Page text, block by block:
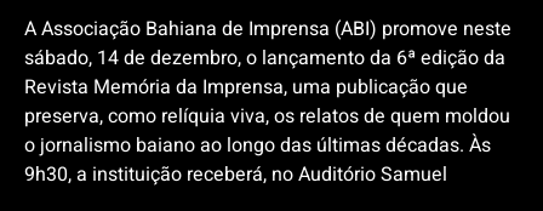
A Associação Bahiana de Imprensa (ABI) promove neste
sábado, 14 de dezembro, o lançamento da 6ª edição da
Revista Memória da Imprensa, uma publicação que
preserva, como relíquia viva, os relatos de quem moldou
o jornalismo baiano ao longo das últimas décadas. Às
9h30, a instituição receberá, no Auditório Samuel